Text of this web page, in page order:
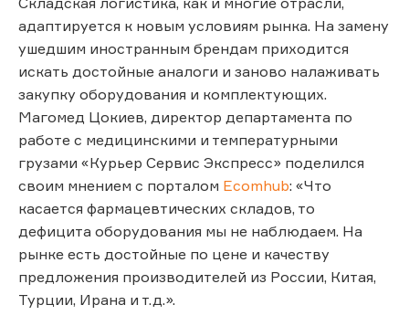
адаптируется к новым условиям рынка. На замену
ушедшим иностранным брендам приходится
искать достойные аналоги и заново налаживать
закупку оборудования и комплектующих.
Магомед Цокиев, директор департамента по
работе с медицинскими и температурными
грузами «Курьер Сервис Экспресс» поделился
своим мнением с порталом Ecomhub: «Что
касается фармацевтических складов, то
дефицита оборудования мы не наблюдаем. На
рынке есть достойные по цене и качеству
предложения производителей из России, Китая,
Турции, Ирана и т.д.».